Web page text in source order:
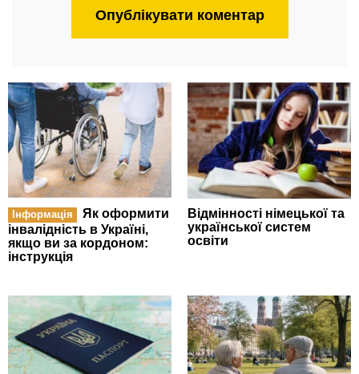
Інформація
Як оформити
інвалідність в Україні,
якщо ви за кордоном:
інструкція
Відмінності німецької та
української систем
освіти